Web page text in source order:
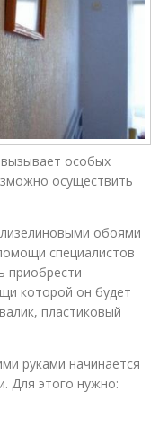
особых
осуществить
обоями
специалистов
приобрести
которой он будет
пластиковый
руками начинается
Для этого нужно: